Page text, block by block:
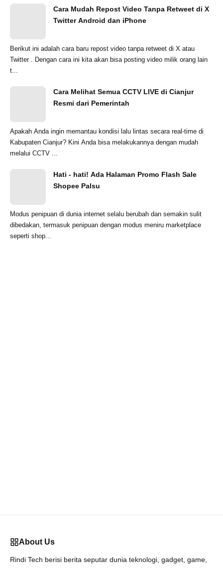
Cara Mudah Repost Video Tanpa Retweet di X
Twitter Android dan iPhone
Berikut ini adalah cara baru repost video tanpa retweet di X atau
Twitter . Dengan cara ini kita akan bisa posting video milik orang lain
t...
Cara Melihat Semua CCTV LIVE di Cianjur
Resmi dari Pemerintah
Apakah Anda ingin memantau kondisi lalu lintas secara real-time di
Kabupaten Cianjur? Kini Anda bisa melakukannya dengan mudah
melalui CCTV ...
Hati - hati! Ada Halaman Promo Flash Sale
Shopee Palsu
Modus penipuan di dunia internet selalu berubah dan semakin sulit
dibedakan, termasuk penipuan dengan modus meniru marketplace
seperti shop...
About Us
Rindi Tech berisi berita seputar dunia teknologi, gadget, game,